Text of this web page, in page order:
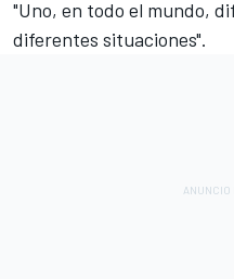
"Uno, en todo el mundo,
diferentes situaciones".